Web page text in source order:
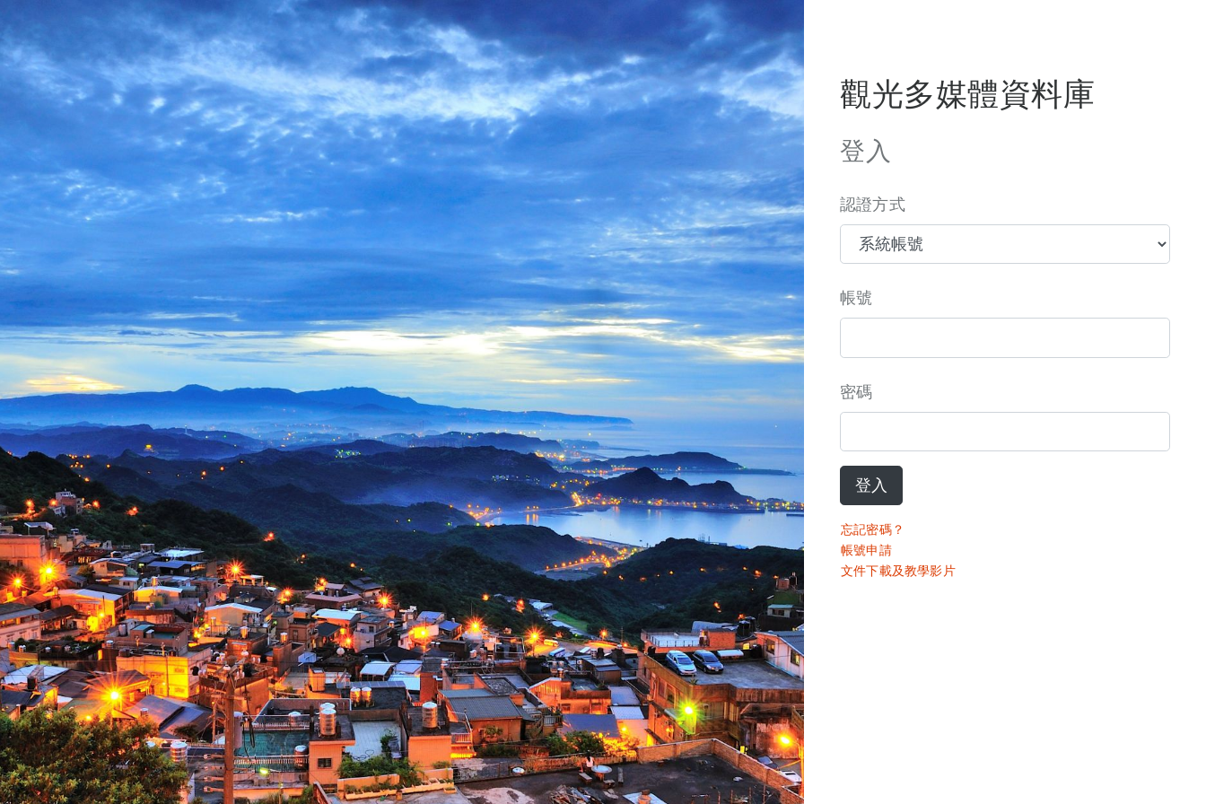
觀光多媒體資料庫
登入
認證方式
帳號
密碼
登入
忘記密碼？
帳號申請
文件下載及教學影片